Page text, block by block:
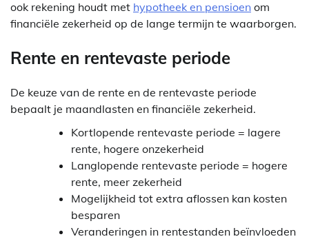
ook rekening houdt met hypotheek en pensioen om
financiële zekerheid op de lange termijn te waarborgen.
Rente en rentevaste periode
De keuze van de rente en de rentevaste periode
bepaalt je maandlasten en financiële zekerheid.
Kortlopende rentevaste periode = lagere
rente, hogere onzekerheid
Langlopende rentevaste periode = hogere
rente, meer zekerheid
Mogelijkheid tot extra aflossen kan kosten
besparen
Veranderingen in rentestanden beïnvloeden